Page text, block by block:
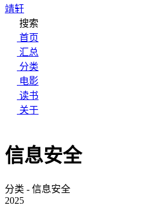
靖轩
搜索
首页
汇总
分类
电影
读书
关于
信息安全
分类 - 信息安全
2025